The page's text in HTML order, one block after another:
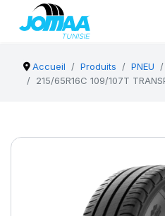
Accueil Produits PNEU
215/65R16C 109/107T